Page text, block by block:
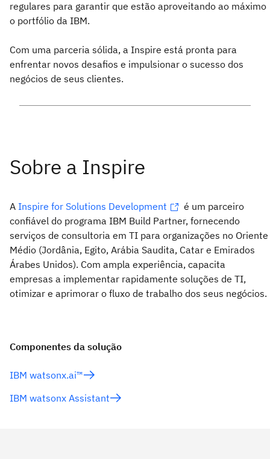
regulares para garantir que estão aproveitando ao máximo
o portfólio da IBM.
Com uma parceria sólida, a Inspire está pronta para
enfrentar novos desafios e impulsionar o sucesso dos
negócios de seus clientes.
A Inspire for Solutions Development
é um parceiro
confiável do programa IBM Build Partner, fornecendo
serviços de consultoria em TI para organizações no Oriente
Médio (Jordânia, Egito, Arábia Saudita, Catar e Emirados
Árabes Unidos). Com ampla experiência, capacita
empresas a implementar rapidamente soluções de TI,
otimizar e aprimorar o fluxo de trabalho dos seus negócios.
Componentes da solução
IBM watsonx.ai™
IBM watsonx Assistant